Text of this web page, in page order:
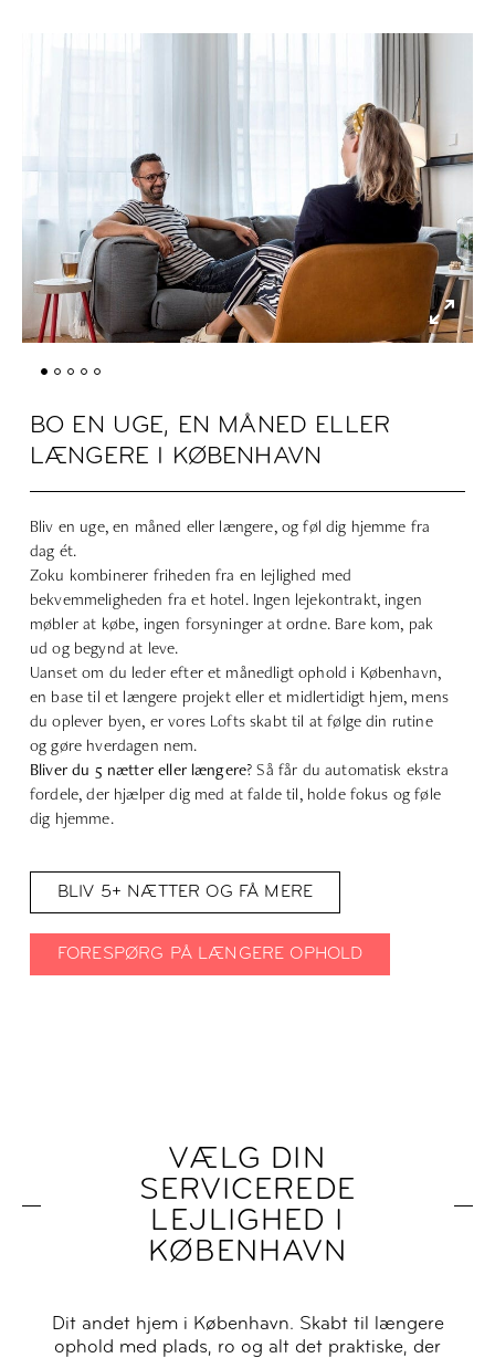
BO EN UGE, EN MÅNED ELLER
LÆNGERE I KØBENHAVN
Bliv en uge, en måned eller længere, og føl dig hjemme fra
dag ét.
Zoku kombinerer friheden fra en lejlighed med
bekvemmeligheden fra et hotel. Ingen lejekontrakt, ingen
møbler at købe, ingen forsyninger at ordne. Bare kom, pak
ud og begynd at leve.
Uanset om du leder efter et månedligt ophold i København,
en base til et længere projekt eller et midlertidigt hjem, mens
du oplever byen, er vores Lofts skabt til at følge din rutine
og gøre hverdagen nem.
Bliver du 5 nætter eller længere? Så får du automatisk ekstra
fordele, der hjælper dig med at falde til, holde fokus og føle
dig hjemme.
BLIV 5+ NÆTTER OG FÅ MERE
FORESPØRG PÅ LÆNGERE OPHOLD
VÆLG DIN
SERVICEREDE
LEJLIGHED I
KØBENHAVN
Dit andet hjem i København. Skabt til længere
ophold med plads, ro og alt det praktiske, der